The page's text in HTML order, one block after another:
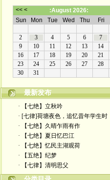
最新发布
· 【七绝】立秋吟
· [七律]荷塘夜色，追忆昔年学生时
· 【七绝】久晴乍雨有作
· 【七绝】夏日忆巴江
· 【七绝】忆民主湖观荷
· 【五绝】纪梦
· ​【七律】清明思父